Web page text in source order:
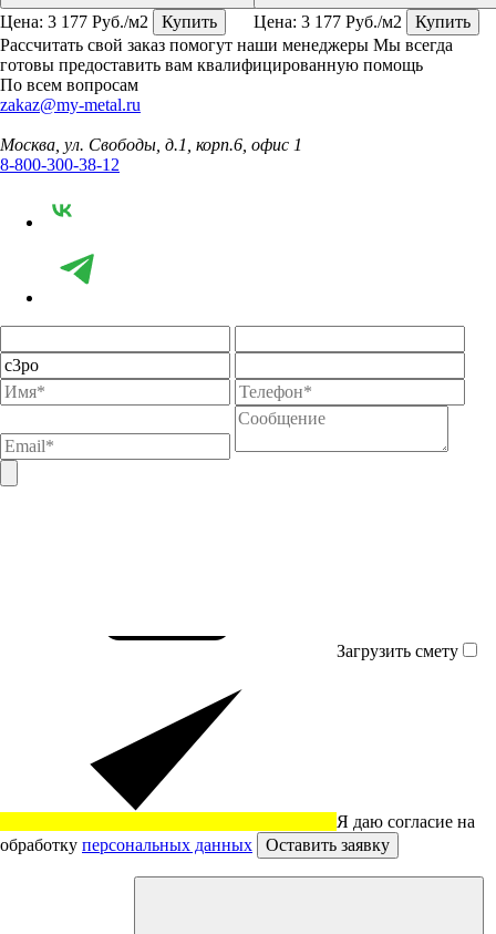
Цена: 3 177 Руб./м2 Купить Цена: 3 177 Руб./м2
Купить
Рассчитать свой заказ помогут наши менеджеры Мы всегда
готовы предоставить вам квалифицированную помощь
По всем вопросам
zakaz@my-metal.ru
Москва, ул. Свободы, д.1, корп.6, офис 1
8-800-300-38-12
Загрузить смету
Я даю согласие на
обработку персональных данных Оставить заявку